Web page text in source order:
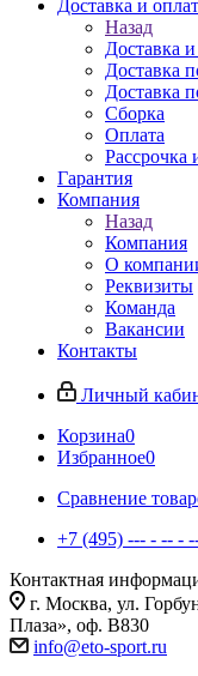
Доставка и
Назад
Доставка
Доставка
Доставка
Сборка
Оплата
Рассрочка
Гарантия
Компания
Назад
Компания
О
Реквизиты
Команда
Вакансии
Контакты
Личный
Корзина0
Избранное0
Сравнение
+7 (495) --- - -- -
Контактная
г. Москва, ул.
Плаза», оф. В830
info@eto-sport.ru